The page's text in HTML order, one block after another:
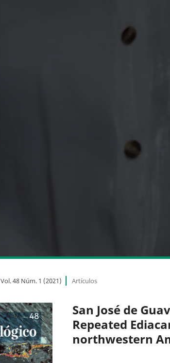
Vol. 48 Núm. 1 (2021) Artículos
San José de
Repeated
northwestern